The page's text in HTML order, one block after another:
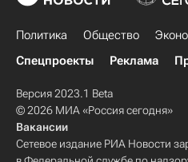
Политика Общество
Спецпроекты
Реклама
Версия 2023.1 Beta
© 2026 МИА «Россия сегодня»
Вакансии
Сетевое издание РИА Новости